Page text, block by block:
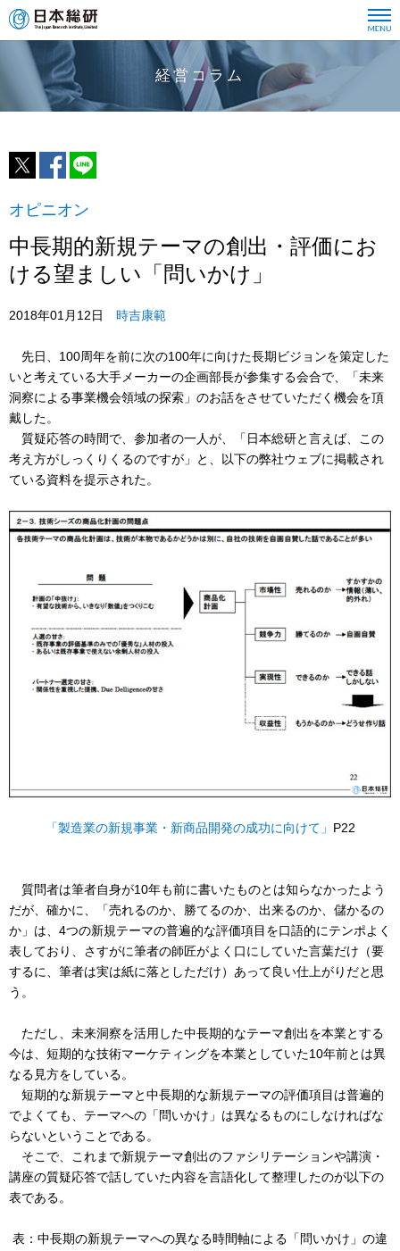
経営コラム
オピニオン
中長期的新規テーマの創出・評価にお
ける望ましい「問いかけ」
2018年01月12日 時吉康範
先日、100周年を前に次の100年に向けた長期ビジョンを策定した
いと考えている大手メーカーの企画部長が参集する会合で、「未来
洞察による事業機会領域の探索」のお話をさせていただく機会を頂
戴した。
質疑応答の時間で、参加者の一人が、「日本総研と言えば、この
考え方がしっくりくるのですが」と、以下の弊社ウェブに掲載され
ている資料を提示された。
「製造業の新規事業・新商品開発の成功に向けて」 P22
質問者は筆者自身が10年も前に書いたものとは知らなかったよう
だが、確かに、「売れるのか、勝てるのか、出来るのか、儲かるの
か」は、4つの新規テーマの普遍的な評価項目を口語的にテンポよく
表しており、さすがに筆者の師匠がよく口にしていた言葉だけ（要
するに、筆者は実は紙に落としただけ）あって良い仕上がりだと思
う。
ただし、未来洞察を活用した中長期的なテーマ創出を本業とする
今は、短期的な技術マーケティングを本業としていた10年前とは異
なる見方をしている。
短期的な新規テーマと中長期的な新規テーマの評価項目は普遍的
でよくても、テーマへの「問いかけ」は異なるものにしなければな
らないということである。
そこで、これまで新規テーマ創出のファシリテーションや講演・
講座の質疑応答で話していた内容を言語化して整理したのが以下の
表である。
表：中長期の新規テーマへの異なる時間軸による「問いかけ」の違